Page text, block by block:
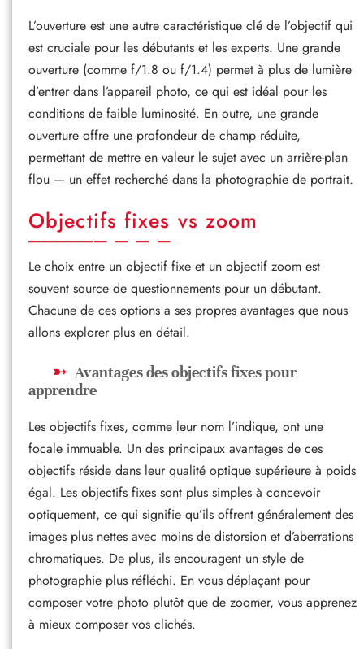
L’ouverture est une autre caractéristique clé de l’objectif qui
est cruciale pour les débutants et les experts. Une grande
ouverture (comme f/1.8 ou f/1.4) permet à plus de lumière
d’entrer dans l’appareil photo, ce qui est idéal pour les
conditions de faible luminosité. En outre, une grande
ouverture offre une profondeur de champ réduite,
permettant de mettre en valeur le sujet avec un arrière-plan
flou — un effet recherché dans la photographie de portrait.
Objectifs fixes vs zoom
Le choix entre un objectif fixe et un objectif zoom est
souvent source de questionnements pour un débutant.
Chacune de ces options a ses propres avantages que nous
allons explorer plus en détail.
Avantages des objectifs fixes pour
apprendre
Les objectifs fixes, comme leur nom l’indique, ont une
focale immuable. Un des principaux avantages de ces
objectifs réside dans leur qualité optique supérieure à poids
égal. Les objectifs fixes sont plus simples à concevoir
optiquement, ce qui signifie qu’ils offrent généralement des
images plus nettes avec moins de distorsion et d’aberrations
chromatiques. De plus, ils encouragent un style de
photographie plus réfléchi. En vous déplaçant pour
composer votre photo plutôt que de zoomer, vous apprenez
à mieux composer vos clichés.